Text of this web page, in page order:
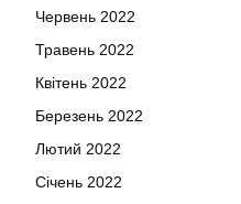
Червень 2022
Травень 2022
Квітень 2022
Березень 2022
Лютий 2022
Січень 2022